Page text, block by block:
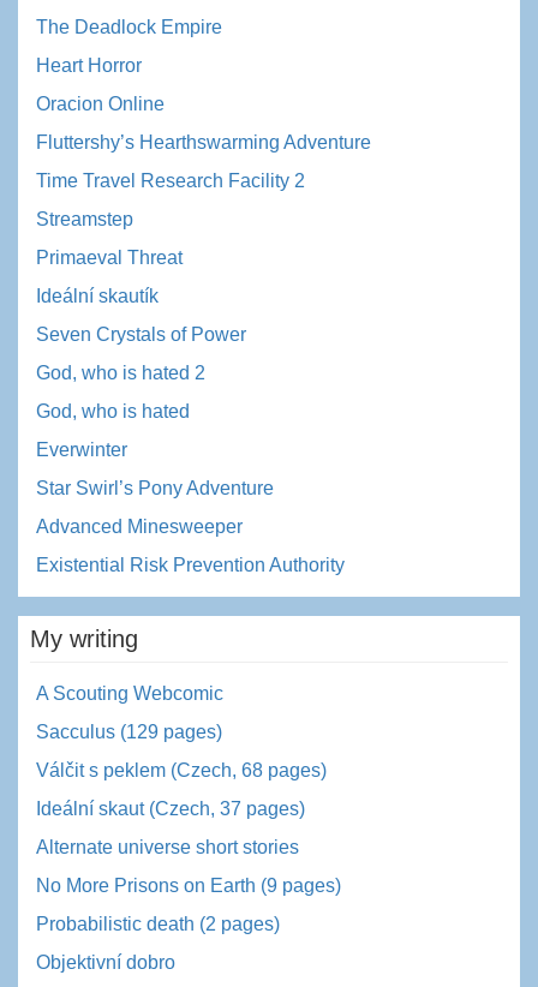
The Deadlock Empire
Heart Horror
Oracion Online
Fluttershy’s Hearthswarming Adventure
Time Travel Research Facility 2
Streamstep
Primaeval Threat
Ideální skautík
Seven Crystals of Power
God, who is hated 2
God, who is hated
Everwinter
Star Swirl’s Pony Adventure
Advanced Minesweeper
Existential Risk Prevention Authority
My writing
A Scouting Webcomic
Sacculus (129 pages)
Válčit s peklem (Czech, 68 pages)
Ideální skaut (Czech, 37 pages)
Alternate universe short stories
No More Prisons on Earth (9 pages)
Probabilistic death (2 pages)
Objektivní dobro